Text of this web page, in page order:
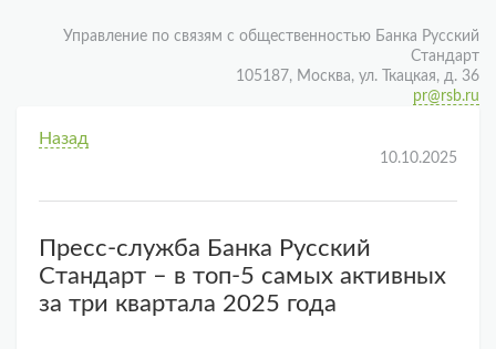
Управление по связям с общественностью Банка Русский
Стандарт
105187, Москва, ул. Ткацкая, д. 36
pr@rsb.ru
Назад
10.10.2025
Пресс-служба Банка Русский
Стандарт – в топ-5 самых активных
за три квартала 2025 года